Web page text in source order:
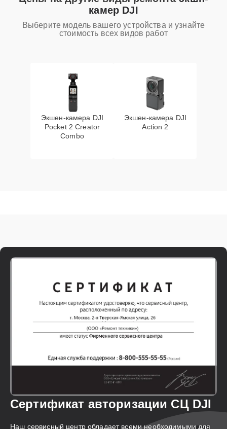
камер DJI
Выберите модель вашего устройства и узнайте
стоимость всех видов работ
Экшен-камера DJI
Pocket 2 Creator
Combo
Экшен-камера DJI
Action 2
Сертификат авторизации СЦ DJI
Наш сервисный центр обладает всеми необходимыми для